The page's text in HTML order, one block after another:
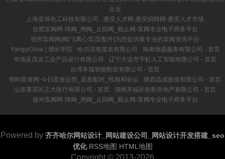
企业
上海亚埠化工科技有限公司
惠安人才网-惠安招聘网-惠安人才市场
合肥泵阀网-球阀_闸阀_止回阀_截止阀-泵阀专业电子商务平台
宿州泵阀网|阀门|离心泵|泵配件|为您提供最专业的泵阀资讯平台
YangyiGrow | 增长学院
哈尔滨电度表有限公司
海南德盛服务有限公司 - 首页
华池县茂龙工业产品设计有限公司
辽宁大连市宇虹人工智能有限公司 - 首页
台湾丰瑞智能制造有限公司 - 首页
明时星座网-今日星座运势_星座配对_性格和命运
陕西晶成旅游有限公司 - 首页
山东莱芜区正大医疗有限公司 - 首页
湖南开福区创新房地产有限公司 - 首页
扬州泵阀网-球阀_闸阀_止回阀_截止阀-泵阀专业电子商务平台
Powered by 齐齐哈尔网站设计_网站建设公司_网站设计开发搭建_seo
优化 RSS地图 HTML地图